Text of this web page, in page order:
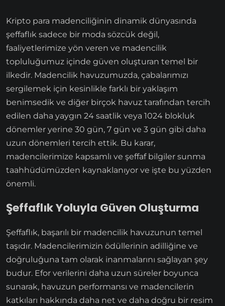
Kripto para madenciliğinin dinamik dünyasında
şeffaflık sadece bir moda sözcük değil,
faaliyetlerimize yön veren ve madencilik
topluluğumuz içinde güven oluşturan temel bir
ilkedir. Madencilik havuzumuzda, çabalarımızı
sergilemek için kesinlikle farklı bir yaklaşım
benimsedik ve diğer birçok havuz tarafından tercih
edilen daha yaygın 24 saatlik veya 1024 blokluk
dönemler yerine 30 gün, 7 gün ve 3 gün gibi daha
uzun dönemleri tercih ettik. Bu karar,
madencilerimize kapsamlı ve şeffaf bilgiler sunma
taahhüdümüzden kaynaklanıyor ve işte bu yüzden
önemli.
Şeffaflık Yoluyla Güven Oluşturma
Şeffaflık, başarılı bir madencilik havuzunun temel
taşıdır. Madencilerimizin ödüllerinin adilliğine ve
doğruluğuna tam olarak inanmalarını sağlayan şey
budur. Efor verilerini daha uzun süreler boyunca
sunarak, havuzun performansı ve madencilerin
katkıları hakkında daha net ve daha doğru bir resim